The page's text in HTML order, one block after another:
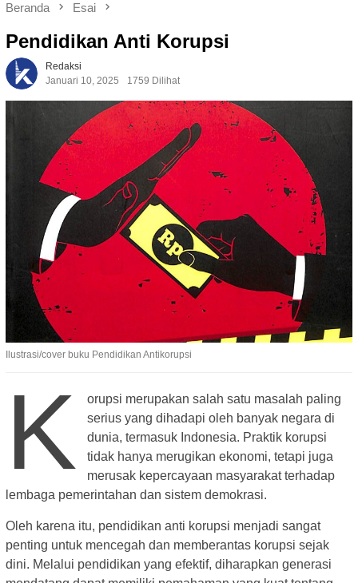
Beranda Esai
Pendidikan Anti Korupsi
Redaksi
Januari 10, 2025
1759 Dilihat
Ilustrasi/cover buku Pendidikan Antikorupsi
K
orupsi merupakan salah satu masalah paling
serius yang dihadapi oleh banyak negara di
dunia, termasuk Indonesia. Praktik korupsi
tidak hanya merugikan ekonomi, tetapi juga
merusak kepercayaan masyarakat terhadap
lembaga pemerintahan dan sistem demokrasi.
Oleh karena itu, pendidikan anti korupsi menjadi sangat
penting untuk mencegah dan memberantas korupsi sejak
dini. Melalui pendidikan yang efektif, diharapkan generasi